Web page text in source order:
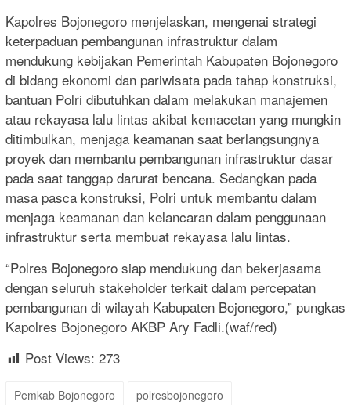
Kapolres Bojonegoro menjelaskan, mengenai strategi
keterpaduan pembangunan infrastruktur dalam
mendukung kebijakan Pemerintah Kabupaten Bojonegoro
di bidang ekonomi dan pariwisata pada tahap konstruksi,
bantuan Polri dibutuhkan dalam melakukan manajemen
atau rekayasa lalu lintas akibat kemacetan yang mungkin
ditimbulkan, menjaga keamanan saat berlangsungnya
proyek dan membantu pembangunan infrastruktur dasar
pada saat tanggap darurat bencana. Sedangkan pada
masa pasca konstruksi, Polri untuk membantu dalam
menjaga keamanan dan kelancaran dalam penggunaan
infrastruktur serta membuat rekayasa lalu lintas.
“Polres Bojonegoro siap mendukung dan bekerjasama
dengan seluruh stakeholder terkait dalam percepatan
pembangunan di wilayah Kabupaten Bojonegoro,” pungkas
Kapolres Bojonegoro AKBP Ary Fadli.(waf/red)
Post Views: 273
Pemkab Bojonegoro polresbojonegoro